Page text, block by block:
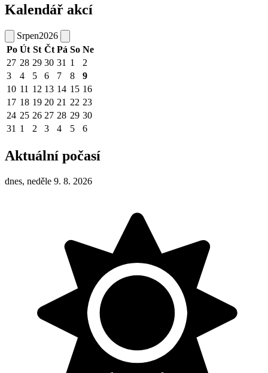
Kalendář akcí
Srpen2026
Po Út St Čt Pá So Ne
27 28 29 30 31 1
2
3
4 5 6 7 8
9
10 11 12 13 14 15 16
17 18 19 20 21 22 23
24 25 26 27 28 29 30
31 1 2 3 4 5 6
Aktuální počasí
dnes, neděle 9. 8. 2026